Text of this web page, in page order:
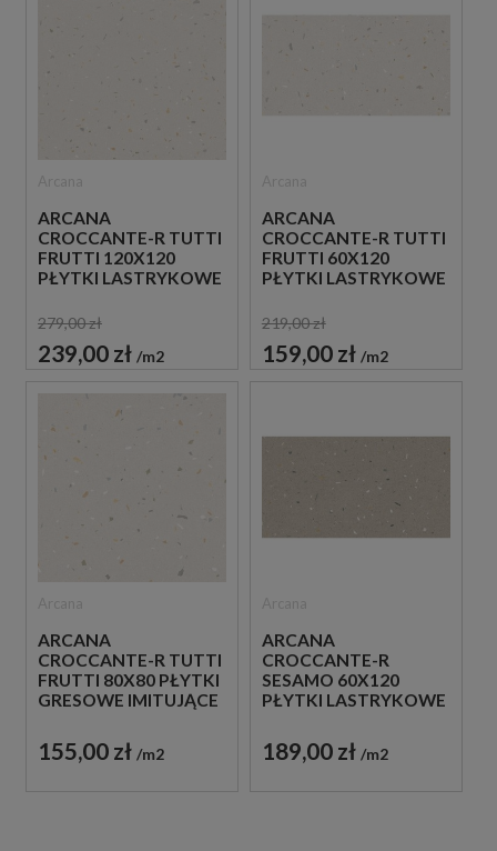
ARCANA
CROCCANTE-R TUTTI
FRUTTI 120X120
PŁYTKI LASTRYKOWE
279,00 zł
239,00 zł m2
ARCANA
CROCCANTE-R TUTTI
FRUTTI 60X120
PŁYTKI LASTRYKOWE
219,00 zł
159,00 zł m2
ARCANA
CROCCANTE-R TUTTI
FRUTTI 80X80 PŁYTKI
GRESOWE IMITUJĄCE
155,00 zł m2
ARCANA
CROCCANTE-R
SESAMO 60X120
PŁYTKI LASTRYKOWE
189,00 zł m2